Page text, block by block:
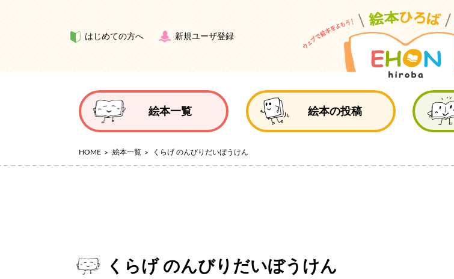
はじめての方へ 新規ユーザ登録
絵本一覧 絵本の投稿
HOME 絵本一覧 くらげ のんびりだいぼうけん
くらげ のんびりだいぼうけん